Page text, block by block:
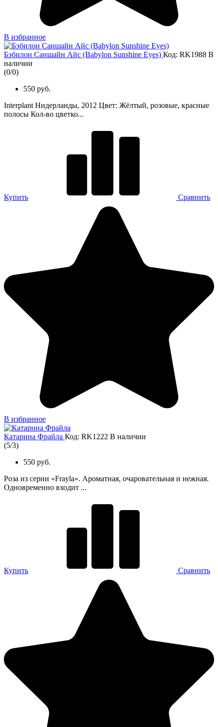
В избранное
Бэбилон Саншайн Айс (Babylon Sunshine Eyes) Код: RK1988 В
наличии
(0/0)
550 руб.
Interplant Нидерланды, 2012 Цвет: Жёлтый, розовые, красные
полосы Кол-во цветко...
Купить Сравнить
В избранное
Катарина Фрайла Код: RK1222 В наличии
(5/3)
550 руб.
Роза из серии «Frayla». Ароматная, очаровательная и нежная.
Одновременно входит ...
Купить Сравнить